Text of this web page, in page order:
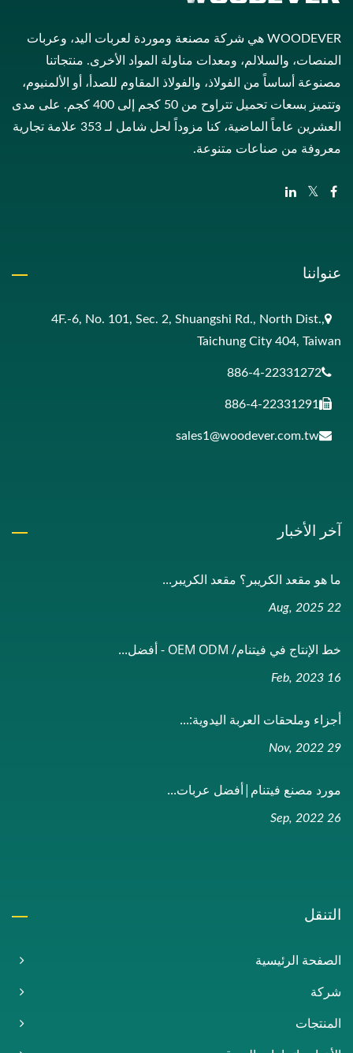
WOODEVER هي شركة مصنعة وموردة لعربات اليد، وعربات
المنصات، والسلالم، ومعدات مناولة المواد الأخرى. منتجاتنا
مصنوعة أساساً من الفولاذ، والفولاذ المقاوم للصدأ، أو الألمنيوم،
وتتميز بسعات تحميل تتراوح من 50 كجم إلى 400 كجم. على مدى
العشرين عاماً الماضية، كنا مزوداً لحل شامل لـ 353 علامة تجارية
معروفة من صناعات متنوعة.
عنواننا
4F.-6, No. 101, Sec. 2, Shuangshi Rd., North Dist.,
Taichung City 404, Taiwan
886-4-22331272
886-4-22331291
sales1@woodever.com.tw
آخر الأخبار
ما هو مقعد الكريبر؟ مقعد الكريبر...
22 Aug, 2025
خط الإنتاج في فيتنام/ OEM ODM - أفضل...
16 Feb, 2023
أجزاء وملحقات العربة اليدوية:...
29 Nov, 2022
مورد مصنع فيتنام|أفضل عربات...
26 Sep, 2022
التنقل
الصفحة الرئيسية
شركة
المنتجات